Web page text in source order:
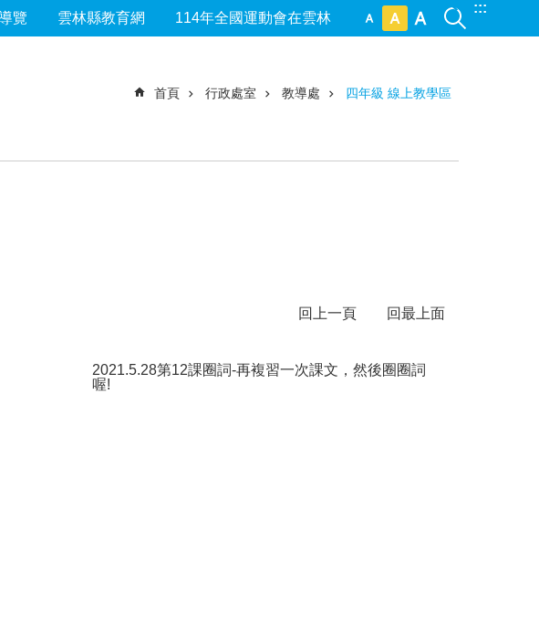
:::
覽 雲林縣教育網 114年全國運動會在雲林
首頁 行政處室 教導處 四年級 線上教學區
回上一頁 回最上面
2021.5.28第12課圈詞-再複習一次課文，然後圈圈詞
喔!